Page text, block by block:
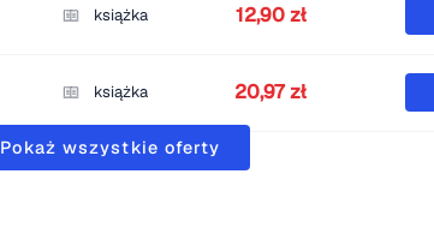
książka 12,90 zł
książka 20,97 zł
Pokaż wszystkie oferty